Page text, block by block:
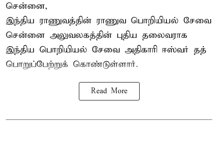
சென்னை,
இந்திய ராணுவத்தின் ராணுவ பொறியியல் சேவை
சென்னை அலுவலகத்தின் புதிய தலைவராக
இந்திய பொறியியல் சேவை அதிகாரி ஈஸ்வர் தத்
பொறுப்பேற்றுக் கொண்டுள்ளார்.
Read More